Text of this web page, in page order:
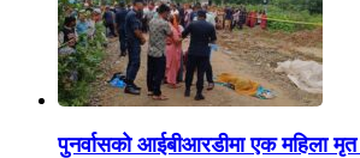
पुनर्वासको आईबीआरडीमा एक महिला